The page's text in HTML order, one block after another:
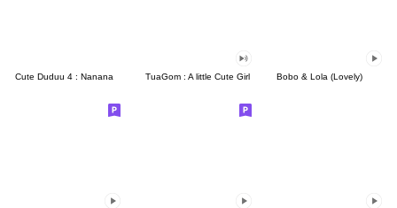
Cute Duduu 4 : Nanana TuaGom : A little Cute Girl Bobo & Lola (Lovely)